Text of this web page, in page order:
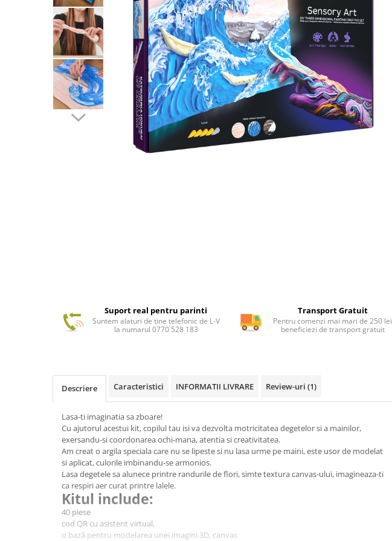
Suport real pentru parinti
Suntem alaturi de tine telefonic de L-V
la numarul 0770 528 183
Transport Gratuit
Pentru comenzi mai mari de 250 lei
beneficiezi de transport gratuit
Descriere Caracteristici INFORMATII LIVRARE Review-uri (1)
Lasa-ti imaginatia sa zboare!
Cu ajutorul acestui kit, copilul tau isi va dezvolta motricitatea degetelor si a mainilor,
exersandu-si coordonarea ochi-mana, atentia si creativitatea.
Am creat o argila speciala care nu se lipeste si nu lasa urme pe maini, este usor de modelat
si aplicat, culorile imbinandu-se armonios.
Lasa degetele sa alunece printre randurile de flori, simte textura canvas-ului, imagineaza-ti
ca respiri aer curat printre lalele.
Kitul include:
40 piese
cod QR cu asistent virtual,
o bază pentru modelarea unei imagini 3D, canvas